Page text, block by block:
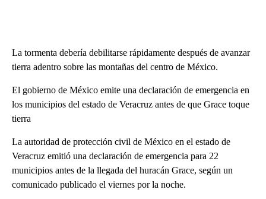
La tormenta debería debilitarse rápidamente después de avanzar
tierra adentro sobre las montañas del centro de México.
El gobierno de México emite una declaración de emergencia en
los municipios del estado de Veracruz antes de que Grace toque
tierra
La autoridad de protección civil de México en el estado de
Veracruz emitió una declaración de emergencia para 22
municipios antes de la llegada del huracán Grace, según un
comunicado publicado el viernes por la noche.